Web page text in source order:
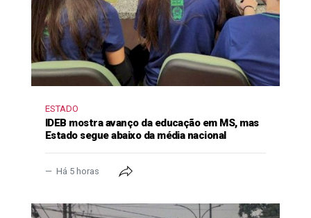
ESTADO
IDEB mostra avanço da educação em MS, mas
Estado segue abaixo da média nacional
Há 5 horas